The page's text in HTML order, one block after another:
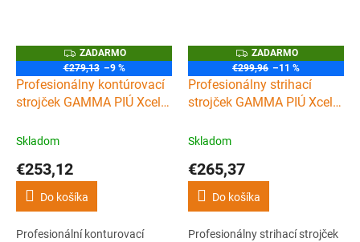
Z
A
D
A
R
M
ZADARMO
€279,13 –9 %
Profesionálny kontúrovací
strojček GAMMA PIÚ Xcell
Skladom
€253,12
Do košíka
Profesionální konturovací
Z
A
D
A
R
M
ZADARMO
€299,96 –11 %
Profesionálny strihací
strojček GAMMA PIÚ Xcell
Skladom
€265,37
Do košíka
Profesionálny strihací strojček